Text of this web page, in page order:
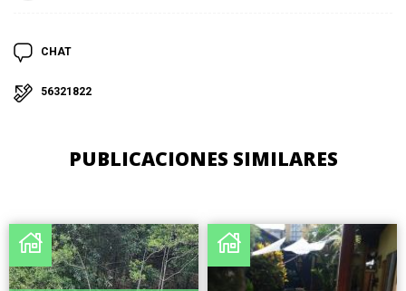
CHAT
56321822
PUBLICACIONES SIMILARES